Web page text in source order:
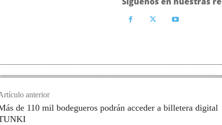
anterior
de 110 mil bodegueros podrán acceder a billetera digital